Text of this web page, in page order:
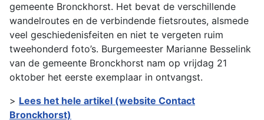
gemeente Bronckhorst. Het bevat de verschillende
wandelroutes en de verbindende fietsroutes, alsmede
veel geschiedenisfeiten en niet te vergeten ruim
tweehonderd foto’s. Burgemeester Marianne Besselink
van de gemeente Bronckhorst nam op vrijdag 21
oktober het eerste exemplaar in ontvangst.
> Lees het hele artikel (website Contact
Bronckhorst)